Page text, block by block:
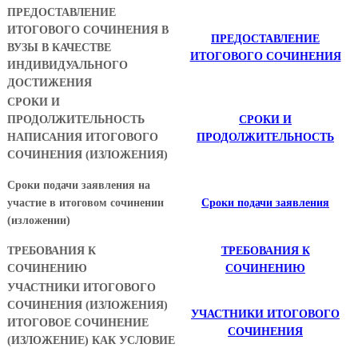
ПРЕДОСТАВЛЕНИЕ
ИТОГОВОГО СОЧИНЕНИЯ В
ВУЗЫ В КАЧЕСТВЕ
ИНДИВИДУАЛЬНОГО
ДОСТИЖЕНИЯ
ПРЕДОСТАВЛЕНИЕ
ИТОГОВОГО СОЧИНЕНИЯ
СРОКИ И
ПРОДОЛЖИТЕЛЬНОСТЬ
НАПИСАНИЯ ИТОГОВОГО
СОЧИНЕНИЯ (ИЗЛОЖЕНИЯ)
СРОКИ И
ПРОДОЛЖИТЕЛЬНОСТЬ
Сроки подачи заявления на
участие в итоговом сочинении
(изложении)
Сроки подачи заявления
ТРЕБОВАНИЯ К
СОЧИНЕНИЮ
ТРЕБОВАНИЯ К
СОЧИНЕНИЮ
УЧАСТНИКИ ИТОГОВОГО
СОЧИНЕНИЯ (ИЗЛОЖЕНИЯ)
ИТОГОВОЕ СОЧИНЕНИЕ
(ИЗЛОЖЕНИЕ) КАК УСЛОВИЕ
УЧАСТНИКИ ИТОГОВОГО
СОЧИНЕНИЯ